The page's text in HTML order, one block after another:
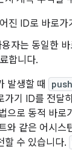
진 ID로 바로가
자는 동일한
합니다.
발생할 때
가기 ID를 전달
으로 동적 바로
와 같은 어시스
할 수 있습니다.